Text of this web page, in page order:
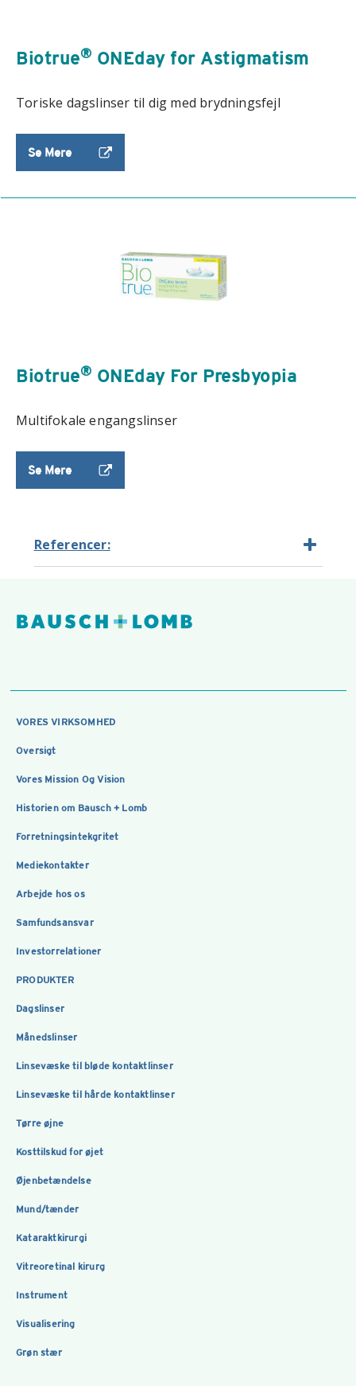
Biotrue® ONEday for Astigmatism
Toriske dagslinser til dig med brydningsfejl
Se Mere
Biotrue® ONEday For Presbyopia
Multifokale engangslinser
Se Mere
Referencer:
VORES VIRKSOMHED
Oversigt
Vores Mission Og Vision
Historien om Bausch + Lomb
Forretningsintekgritet
Mediekontakter
Arbejde hos os
Samfundsansvar
Investorrelationer
PRODUKTER
Dagslinser
Månedslinser
Linsevæske til bløde kontaktlinser
Linsevæske til hårde kontaktlinser
Tørre øjne
Kosttilskud for øjet
Øjenbetændelse
Mund/tænder
Kataraktkirurgi
Vitreoretinal kirurg
Instrument
Visualisering
Grøn stær